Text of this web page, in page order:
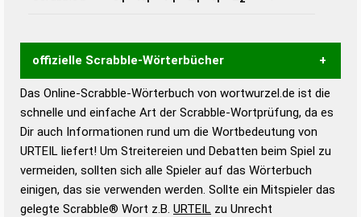
offizielle Scrabble-Wörterbücher
Wortwurzel liefert mit Hilfe eines semantischen
Wortanalyse-Algorithmus gute Anhaltspunkte zu
Wortbedeutung, Worttrennung und Wortform, um die
Gültigkeit eines Wortes für das Scrabble-Spiel zu
bestimmen!
zugelassene Turnier Scrabble-
Wörterbücher sind:
Das Online-Scrabble-Wörterbuch von wortwurzel.de ist die
schnelle und einfache Art der Scrabble-Wortprüfung, da es
Dir auch Informationen rund um die Wortbedeutung von
URTEIL liefert! Um Streitereien und Debatten beim Spiel zu
vermeiden, sollten sich alle Spieler auf das Wörterbuch
einigen, das sie verwenden werden. Sollte ein Mitspieler das
gelegte Scrabble® Wort z.B. URTEIL zu Unrecht